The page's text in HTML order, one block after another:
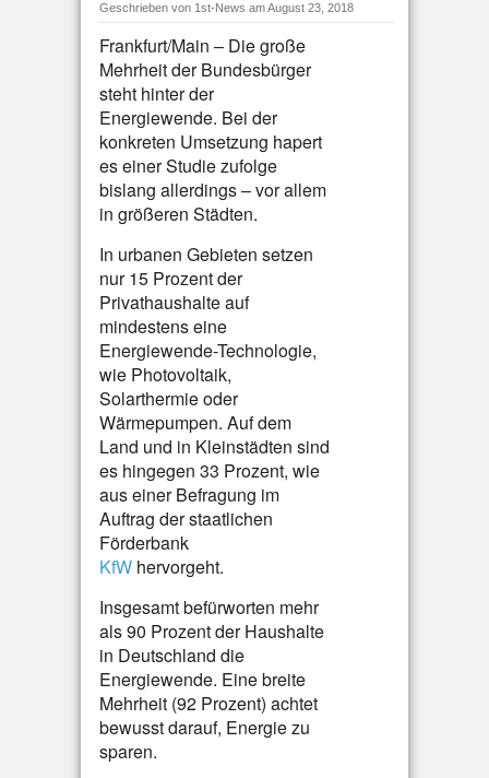
Geschrieben von 1st-News am August 23, 2018
Frankfurt/Main – Die große
Mehrheit der Bundesbürger
steht hinter der
Energiewende. Bei der
konkreten Umsetzung hapert
es einer Studie zufolge
bislang allerdings – vor allem
in größeren Städten.
In urbanen Gebieten setzen
nur 15 Prozent der
Privathaushalte auf
mindestens eine
Energiewende-Technologie,
wie Photovoltaik,
Solarthermie oder
Wärmepumpen. Auf dem
Land und in Kleinstädten sind
es hingegen 33 Prozent, wie
aus einer Befragung im
Auftrag der staatlichen
Förderbank
KfW hervorgeht.
Insgesamt befürworten mehr
als 90 Prozent der Haushalte
in Deutschland die
Energiewende. Eine breite
Mehrheit (92 Prozent) achtet
bewusst darauf, Energie zu
sparen.